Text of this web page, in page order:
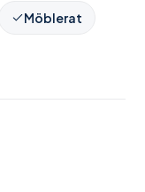
Möblerat